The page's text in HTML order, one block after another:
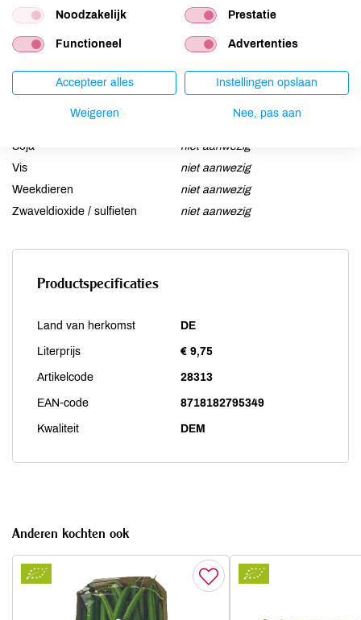
Lupine
niet aanwezig
Mosterd
niet aanwezig
Schaaldieren
niet aanwezig
Soja
niet aanwezig
Vis
niet aanwezig
Weekdieren
niet aanwezig
Zwaveldioxide / sulfieten
niet aanwezig
Productspecificaties
Land van herkomst DE
Literprijs € 9,75
Artikelcode 28313
EAN-code 8718182795349
Kwaliteit DEM
Anderen kochten ook
Noodzakelijk Prestatie
Functioneel Advertenties
Accepteer alles Instellingen opslaan
Weigeren Nee, pas aan